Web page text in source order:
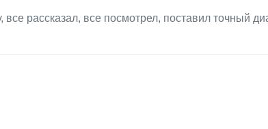
рассказал, все посмотрел, поставил точный